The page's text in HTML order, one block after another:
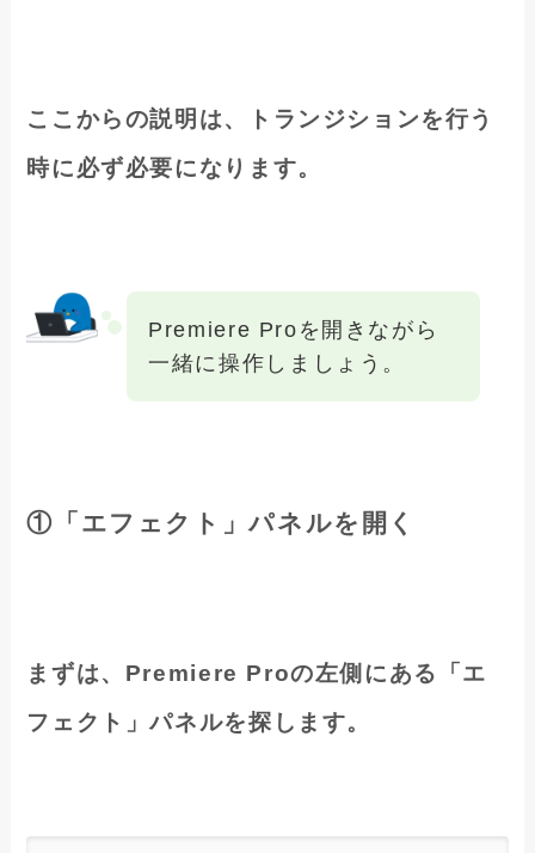
ここからの説明は、トランジションを行う
時に必ず必要になります。
Premiere Proを開きながら
一緒に操作しましょう。
①「エフェクト」パネルを開く
まずは、Premiere Proの左側にある「エ
フェクト」パネルを探します。